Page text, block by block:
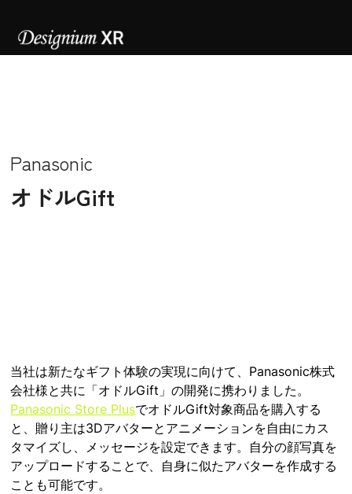
当社は新たなギフト体験の実現に向けて、Panasonic株式
会社様と共に「オドルGift」の開発に携わりました。
Panasonic Store PlusでオドルGift対象商品を購入する
と、贈り主は3Dアバターとアニメーションを自由にカス
タマイズし、メッセージを設定できます。自分の顔写真を
アップロードすることで、自身に似たアバターを作成する
ことも可能です。
Panasonic
オドルGift